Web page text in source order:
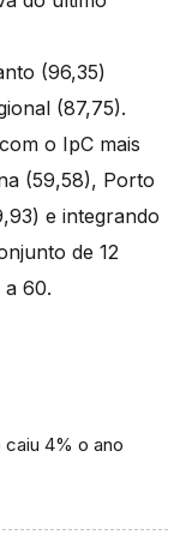
(96,35)
(87,75).
o IpC mais
(59,58), Porto
e integrando
de 12
60.
4% o ano